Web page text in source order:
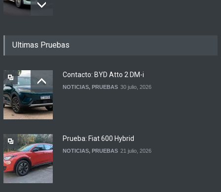
ciudades anunciaron el
NOTICIAS 4 agosto, 2026
Ultimas Pruebas
Contacto: BYD Atto 2 DM-i
NOTICIAS, PRUEBAS 30 julio, 2026
Prueba: Fiat 600 Hybrid
NOTICIAS, PRUEBAS 21 julio, 2026